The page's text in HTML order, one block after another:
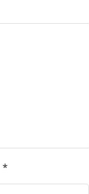
*